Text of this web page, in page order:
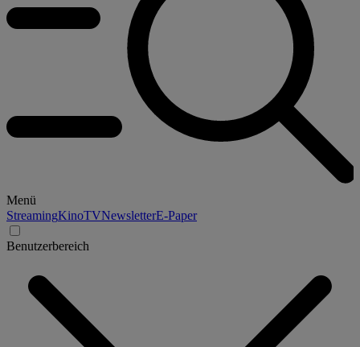
Menü
StreamingKinoTVNewsletterE-Paper
Benutzerbereich